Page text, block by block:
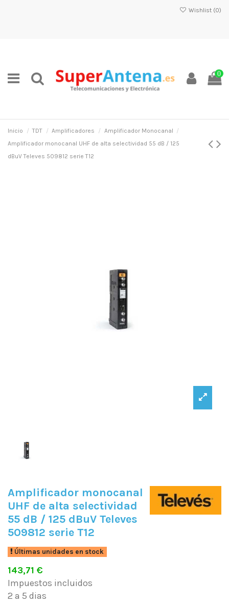
Wishlist (0)
0
Inicio TDT Amplificadores
Amplificador Monocanal
Amplificador monocanal UHF de alta selectividad 55 dB / 125
dBuV Televes 509812 serie T12
Amplificador monocanal
UHF de alta selectividad
55 dB / 125 dBuV Televes
509812 serie T12
Últimas unidades en stock
143,71 €
Impuestos incluidos
2 a 5 dias